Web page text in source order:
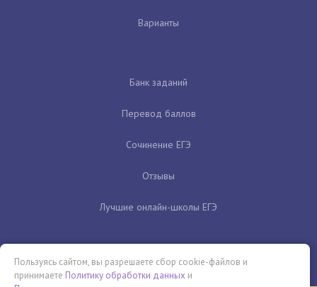
Варианты
Банк заданий
Перевод баллов
Сочинение ЕГЭ
Отзывы
Лучшие онлайн-школы ЕГЭ
Пользуясь сайтом, вы разрешаете сбор cookie-файлов и
принимаете Политику обработки данных и